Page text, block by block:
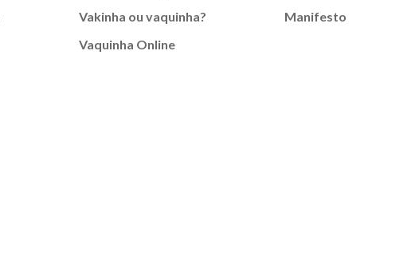
Vakinha ou vaquinha?
Vaquinha Online
Manifesto